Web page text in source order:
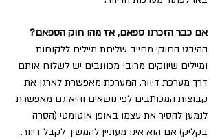
אם כבר הזכרנו ספאם, אז מהו חוק הספאם?
ההיבט החוקי מחייב שליחת מיילים ללקוחות
ומיילים שיווקים מרובי-מכותבים יש לשלוח אותם
דרך מערכת דיוור. המערכת מאפשרת לארגן את
קבוצות המכותבים לפי נושאים והיא גם מאפשרת
לנמען להסיר את עצמו באופן אוטומטי (הסרה
בקליק) אם הוא אינו מעוניין להמשיך לקבל דיוור.